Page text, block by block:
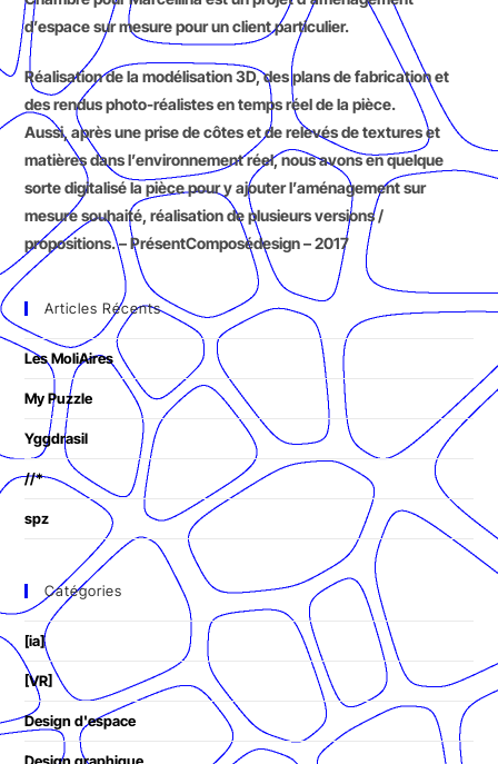
d’espace sur mesure pour un client particulier.
Réalisation de la modélisation 3D, des plans de fabrication et
des rendus photo-réalistes en temps réel de la pièce.
Aussi, après une prise de côtes et de relevés de textures et
matières dans l’environnement réel, nous avons en quelque
sorte digitalisé la pièce pour y ajouter l’aménagement sur
mesure souhaité, réalisation de plusieurs versions /
propositions. – PrésentComposédesign – 2017
Articles Récents
Les MoliAires
My Puzzle
Yggdrasil
//*
spz
Catégories
[ia]
[VR]
Design d'espace